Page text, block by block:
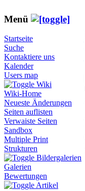
Menü
Startseite
Suche
Kontaktiere uns
Kalender
Users map
Wiki
Wiki-Home
Neueste Änderungen
Seiten auflisten
Verwaiste Seiten
Sandbox
Multiple Print
Strukturen
Bildergalerien
Galerien
Bewertungen
Artikel